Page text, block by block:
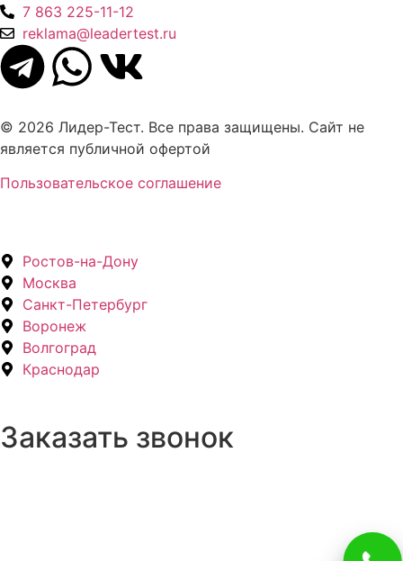
7 863 225-11-12
reklama@leadertest.ru
© 2026 Лидер-Тест. Все права защищены. Сайт не
является публичной офертой
Пользовательское соглашение
Ростов-на-Дону
Москва
Санкт-Петербург
Воронеж
Волгоград
Краснодар
Заказать звонок